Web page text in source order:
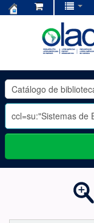
OLADE
-